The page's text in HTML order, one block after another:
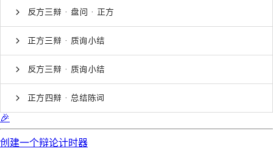
反方三辩 · 盘问 · 正方
正方三辩 · 质询小结
反方三辩 · 质询小结
正方四辩 · 总结陈词
🎉
创建一个辩论计时器